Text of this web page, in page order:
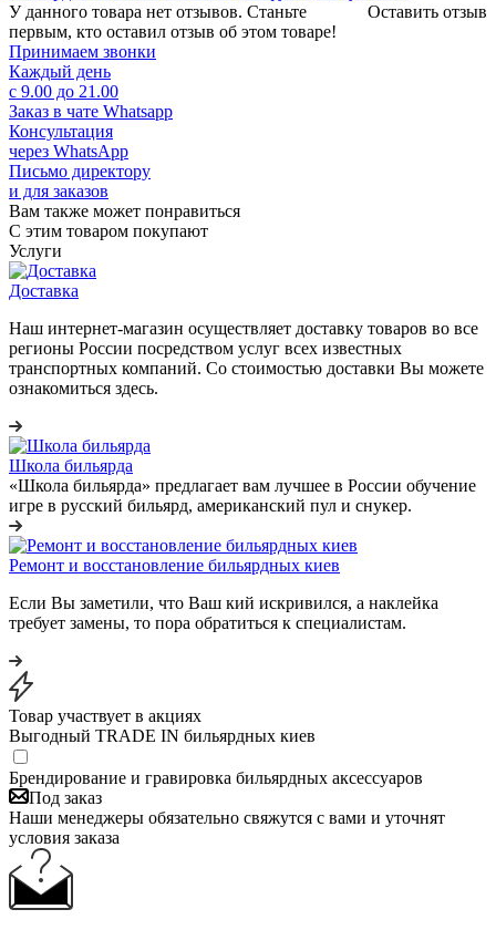
Оставить отзыв
У данного товара нет отзывов. Станьте
первым, кто оставил отзыв об этом товаре!
Принимаем звонки
Каждый день
с 9.00 до 21.00
Заказ в чате Whatsapp
Консультация
через WhatsApp
Письмо директору
и для заказов
Вам также может понравиться
С этим товаром покупают
Услуги
Доставка
Наш интернет-магазин осуществляет доставку товаров во все
регионы России посредством услуг всех известных
транспортных компаний. Со стоимостью доставки Вы можете
ознакомиться здесь.
Школа бильярда
«Школа бильярда» предлагает вам лучшее в России обучение
игре в русский бильярд, американский пул и снукер.
Ремонт и восстановление бильярдных киев
Если Вы заметили, что Ваш кий искривился, а наклейка
требует замены, то пора обратиться к специалистам.
Товар участвует в акциях
Выгодный TRADE IN бильярдных киев
Брендирование и гравировка бильярдных аксессуаров
Под заказ
Наши менеджеры обязательно свяжутся с вами и уточнят
условия заказа